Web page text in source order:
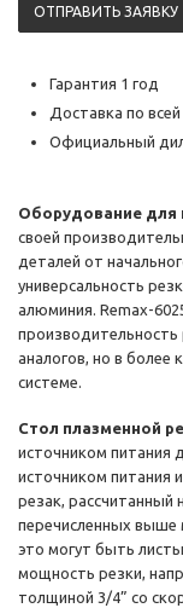
ОТПРАВИТЬ ЗАЯВКУ
Гарантия 1 год
Доставка по
Официальный
Оборудование для
своей
деталей от
универсальность
алюминия. Remax-
производительность
аналогов, но в более
системе.
Стол плазменной
источником питания
источником
резак,
перечисленных выше
это могут быть
мощность резки,
толщиной 3/4” со